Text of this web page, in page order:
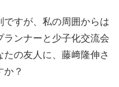
すが、私の周囲からは
ランナーと少子化交流会
の友人に、藤﨑隆伸さ
か？